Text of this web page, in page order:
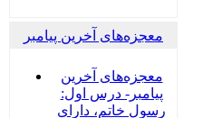
معجزه‌های آخرین پیامبر
معجزه‌های آخرین
پیامبر- درس اول:
رسول خاتم، دارای